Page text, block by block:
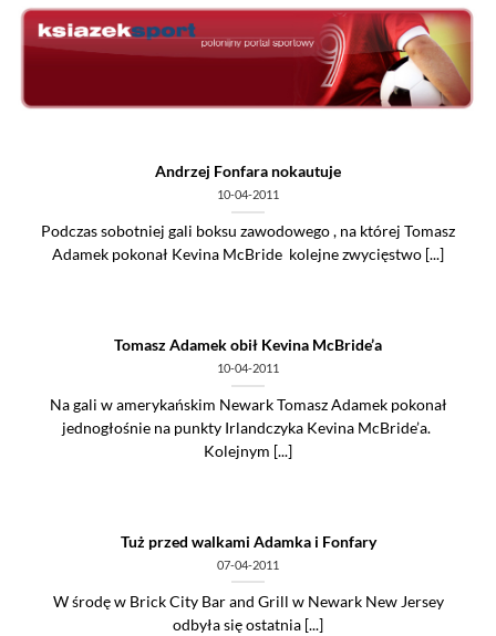
Skip
Andrzej Fonfara nokautuje
10-04-2011
Podczas sobotniej gali boksu zawodowego , na której Tomasz
Adamek pokonał Kevina McBride kolejne zwycięstwo [...]
Tomasz Adamek obił Kevina McBride’a
10-04-2011
Na gali w amerykańskim Newark Tomasz Adamek pokonał
jednogłośnie na punkty Irlandczyka Kevina McBride’a.
Kolejnym [...]
Tuż przed walkami Adamka i Fonfary
07-04-2011
W środę w Brick City Bar and Grill w Newark New Jersey
odbyła się ostatnia [...]